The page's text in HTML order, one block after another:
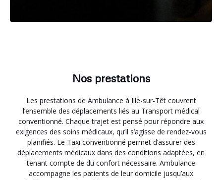
Nos prestations
Les prestations de Ambulance à Ille-sur-Têt couvrent
l’ensemble des déplacements liés au Transport médical
conventionné. Chaque trajet est pensé pour répondre aux
exigences des soins médicaux, qu’il s’agisse de rendez-vous
planifiés. Le Taxi conventionné permet d’assurer des
déplacements médicaux dans des conditions adaptées, en
tenant compte de du confort nécessaire. Ambulance
accompagne les patients de leur domicile jusqu’aux